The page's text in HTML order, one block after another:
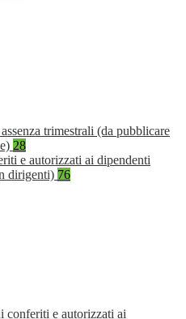
trimestrali (da pubblicare
28
e autorizzati ai dipendenti
dirigenti) 76
conferiti e autorizzati ai